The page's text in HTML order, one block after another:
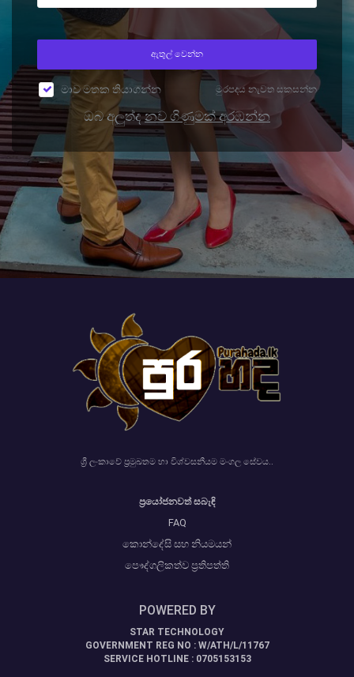
ඇතුල් වෙන්න
මාව මතක තියාගන්න මුරපදය නැවත සකසන්න
ඔබ අලුත්ද නව ගිණුමක් අරඹන්න
ශ්‍රී ලංකාවේ ප්‍රමුඛතම හා විශ්වසනීයම මංගල සේවය..
ප්‍රයෝජනවත් සබැඳි
FAQ
කොන්දේසි සහ නියමයන්
පෞද්ගලිකත්ව ප්‍රතිපත්ති
POWERED BY
STAR TECHNOLOGY
GOVERNMENT REG NO : W/ATH/L/11767
SERVICE HOTLINE : 0705153153